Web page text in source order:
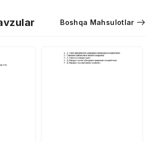
Boshqa Mahsulotlar